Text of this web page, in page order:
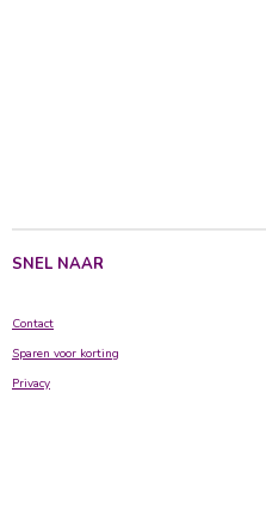
SNEL NAAR
Contact
Sparen voor korting
Privacy